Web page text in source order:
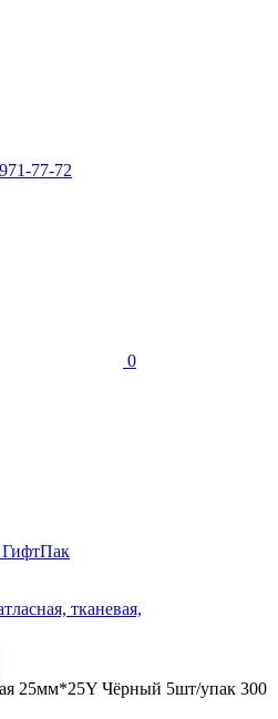
77-72
0
ГифтПак
тканевая,
25мм*25Y Чёрный 5шт/упак 300